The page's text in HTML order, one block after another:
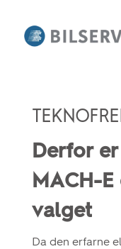
Derfor
MACH-E
valget
Da den erfarne